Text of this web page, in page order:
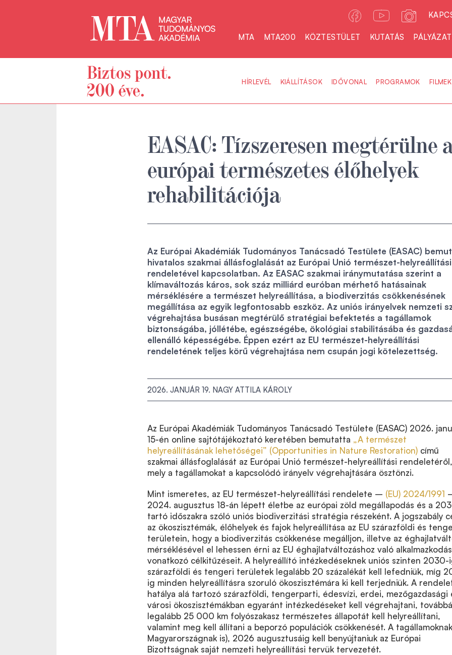
MTA MTA200 KÖZTESTÜLET KUTATÁS
HÍRLEVÉL KIÁLLÍTÁSOK IDŐVONAL PROGRAMOK FILMEK
EASAC: Tízszeresen megtérülne
európai természetes élőhelyek
rehabilitációja
Az Európai Akadémiák Tudományos Tanácsadó Testülete (EASAC)
hivatalos szakmai állásfoglalását az Európai Unió természet-helyreállítási
rendeletével kapcsolatban. Az EASAC szakmai iránymutatása szerint a
klímaváltozás káros, sok száz milliárd euróban mérhető hatásainak
mérséklésére a természet helyreállítása, a biodiverzitás csökkenésének
megállítása az egyik legfontosabb eszköz. Az uniós irányelvek nemzeti
végrehajtása busásan megtérülő stratégiai befektetés a tagállamok
biztonságába, jóllétébe, egészségébe, ökológiai stabilitásába és
ellenálló képességébe. Éppen ezért az EU természet-helyreállítási
rendeletének teljes körű végrehajtása nem csupán jogi kötelezettség.
2026. JANUÁR 19. NAGY ATTILA KÁROLY
Az Európai Akadémiák Tudományos Tanácsadó Testülete (EASAC) 2026.
15-én online sajtótájékoztató keretében bemutatta „A természet
helyreállításának lehetőségei” (Opportunities in Nature Restoration) című
szakmai állásfoglalását az Európai Unió természet-helyreállítási rendeletéről,
mely a tagállamokat a kapcsolódó irányelv végrehajtására ösztönzi.
Mint ismeretes, az EU természet-helyreállítási rendelete – (EU) 2024/1991
2024. augusztus 18-án lépett életbe az európai zöld megállapodás és a
tartó időszakra szóló uniós biodiverzitási stratégia részeként. A jogszabály
az ökoszisztémák, élőhelyek és fajok helyreállítása az EU szárazföldi és
területein, hogy a biodiverzitás csökkenése megálljon, illetve az
mérséklésével el lehessen érni az EU éghajlatváltozáshoz való
vonatkozó célkitűzéseit. A helyreállító intézkedéseknek uniós szinten 2030-
szárazföldi és tengeri területek legalább 20 százalékát kell lefedniük, míg
ig minden helyreállításra szoruló ökoszisztémára ki kell terjedniük. A
hatálya alá tartozó szárazföldi, tengerparti, édesvízi, erdei, mezőgazdasági
városi ökoszisztémákban egyaránt intézkedéseket kell végrehajtani, továbbá
legalább 25 000 km folyószakasz természetes állapotát kell helyreállítani,
valamint meg kell állítani a beporzó populációk csökkenését. A
Magyarországnak is), 2026 augusztusáig kell benyújtaniuk az Európai
Bizottságnak saját nemzeti helyreállítási tervük tervezetét.